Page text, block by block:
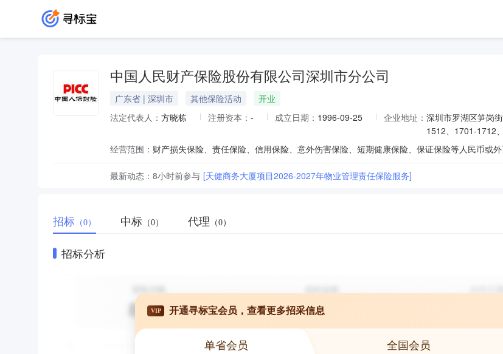
中国人民财产保险股份有限公司深圳市分公司
广东省 | 深圳市 其他保险活动
开业
法定代表人： 方晓栋 注册资本： - 成立日期： 1996-09-25 企业地址： 深圳市罗湖区笋岗
1512、1701-1712
经营范围：
最新动态： 8小时前参与 [天健商务大厦项目2026-2027年物业管理责任保险服务]
招标 （0） 中标 （0） 代理 （0）
招标分析
VIP 开通寻标宝会员，查看更多招采信息
单省会员 全国会员